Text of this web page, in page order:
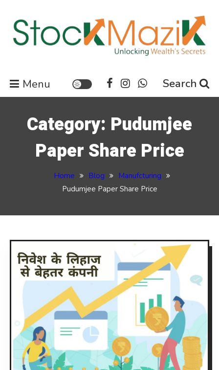
content
Stock Market News | Share
Market Updates | Finance
Updates News
Menu Search
Category: Pudumjee
Paper Share Price
Home Blog
Manufcturing
Pudumjee Paper Share Price